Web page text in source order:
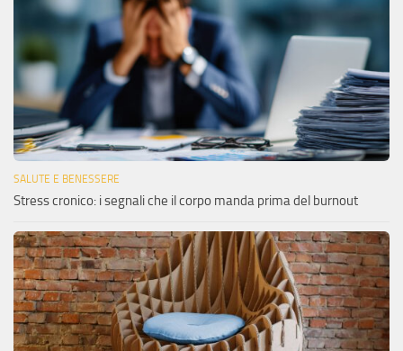
SALUTE E BENESSERE
Stress cronico: i segnali che il corpo manda prima del burnout